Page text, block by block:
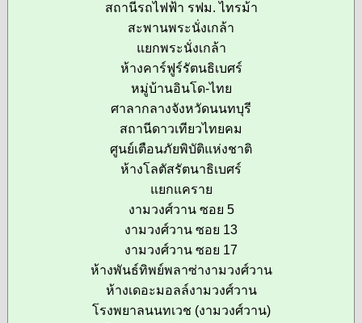
สถานีรถไฟฟ้า รฟม. ไทรม้า
สะพานพระนั่งเกล้า
แยกพระนั่งเกล้า
ห้างคาร์ฟูร์รัตนธิเบศร์
หมู่บ้านอินโด-ไทย
ศาลากลางจังหวัดนนทบุรี
สถานีดาวเทียวไทยคม
ศูนย์เตือนภัยพิบัติแห่งชาติ
ห้างโลตัสรัตนาธิเบศร์
แยกแคราย
งามวงศ์วาน ซอย 5
งามวงศ์วาน ซอย 13
งามวงศ์วาน ซอย 17
ห้างพันธ์ทิพย์พลาซ่างามวงศ์วาน
ห้างเดอะมอลล์งามวงศ์วาน
โรงพยาลนนทเวช (งามวงศ์วาน)